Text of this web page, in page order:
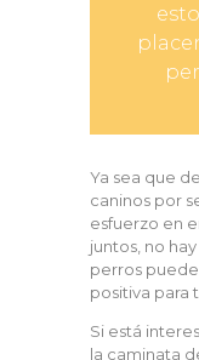
Ya sea que
caninos por
esfuerzo en
juntos, no
perros
positiva para
Si está
la caminata